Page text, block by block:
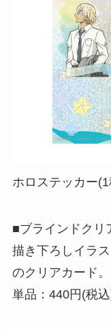
ホロステッカー(1
■ブラインドクリ
描き下ろしイラ
のクリアカード。
単品：440円(税